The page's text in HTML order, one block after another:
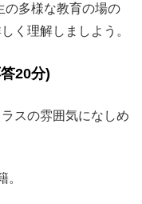
の多様な教育の場の
く理解しましよう。
20分)
スの雰囲気になしめ
。